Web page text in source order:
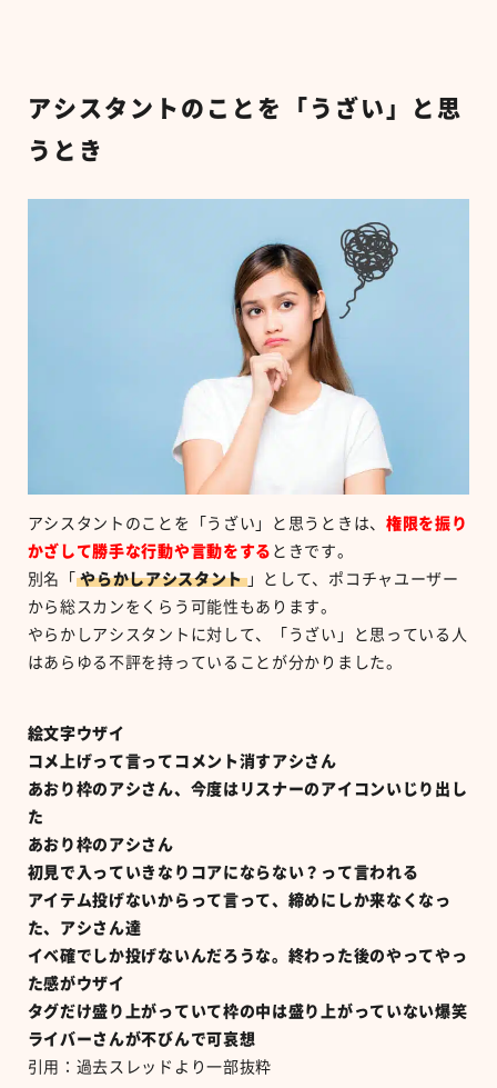
アシスタントのことを「うざい」と思
うとき
アシスタントのことを「うざい」と思うときは、 権限を振り
かざして勝手な行動や言動をする ときです。
別名「 やらかしアシスタント 」として、ポコチャユーザー
から総スカンをくらう可能性もあります。
やらかしアシスタントに対して、「うざい」と思っている人
はあらゆる不評を持っていることが分かりました。
絵文字ウザイ
コメ上げって言ってコメント消すアシさん
あおり枠のアシさん、今度はリスナーのアイコンいじり出し
た
あおり枠のアシさん
初見で入っていきなりコアにならない？って言われる
アイテム投げないからって言って、締めにしか来なくなっ
た、アシさん達
イベ確でしか投げないんだろうな。終わった後のやってやっ
た感がウザイ
タグだけ盛り上がっていて枠の中は盛り上がっていない爆笑
ライバーさんが不びんで可哀想
引用：過去スレッドより一部抜粋